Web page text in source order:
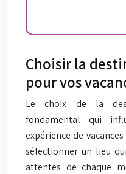
Choisir la
pour vos
Le choix de la
fondamental qui
expérience de
sélectionner un lieu
attentes de chaque